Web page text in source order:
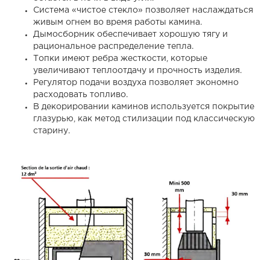
Система «чистое стекло» позволяет наслаждаться
живым огнем во время работы камина.
Дымосборник обеспечивает хорошую тягу и
рациональное распределение тепла.
Топки имеют ребра жесткости, которые
увеличивают теплоотдачу и прочность изделия.
Регулятор подачи воздуха позволяет экономно
расходовать топливо.
В декорировании каминов используется покрытие
глазурью, как метод стилизации под классическую
старину.